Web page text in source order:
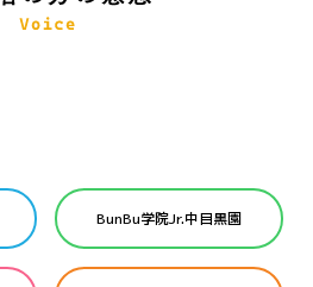
BunBu学院Jr.中目黒園